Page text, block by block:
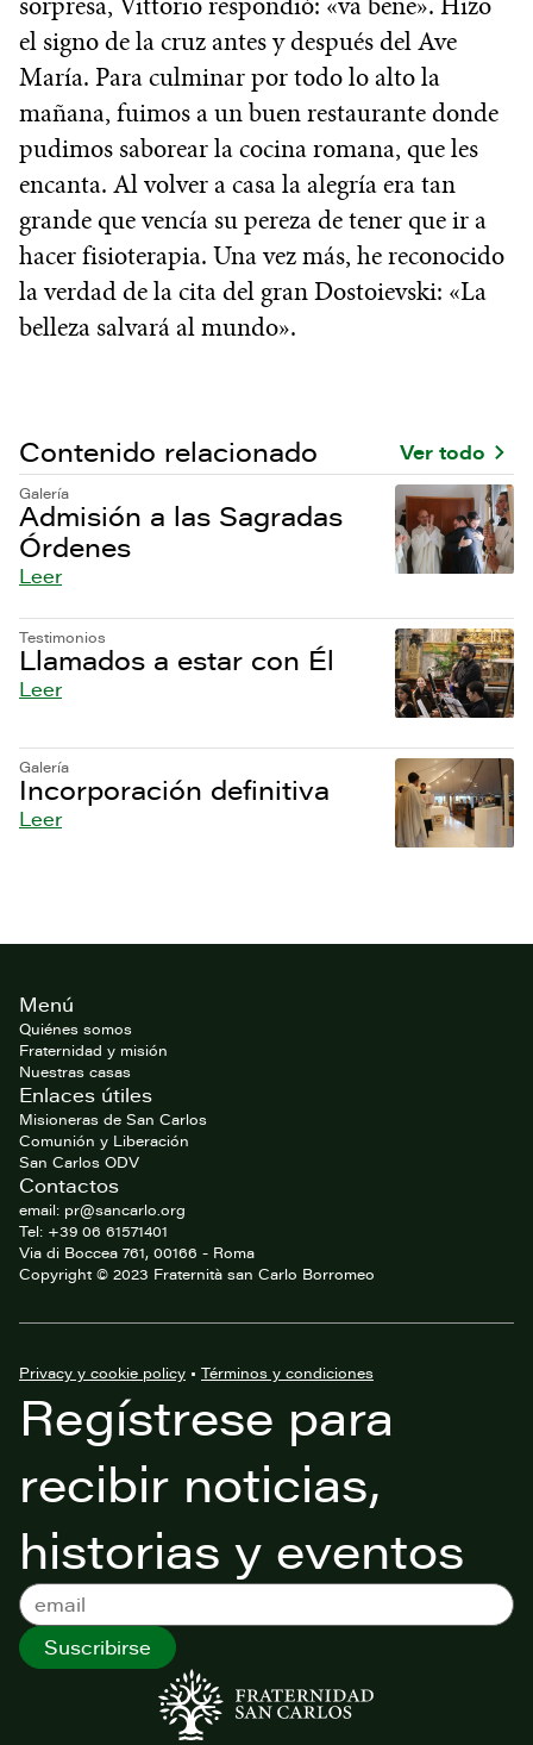
el signo de la cruz antes y después del Ave
María. Para culminar por todo lo alto la
mañana, fuimos a un buen restaurante donde
pudimos saborear la cocina romana, que les
encanta. Al volver a casa la alegría era tan
grande que vencía su pereza de tener que ir a
hacer fisioterapia. Una vez más, he reconocido
la verdad de la cita del gran Dostoievski: «La
belleza salvará al mundo».
Contenido relacionado Ver todo
Galería
Admisión a las Sagradas
Órdenes
Leer
Testimonios
Llamados a estar con Él
Leer
Galería
Incorporación definitiva
Leer
Footer
website
Menú
Quiénes somos
Fraternidad y misión
Nuestras casas
Enlaces útiles
Misioneras de San Carlos
Comunión y Liberación
San Carlos ODV
Contactos
email: pr@sancarlo.org
Tel: +39 06 61571401
Via di Boccea 761, 00166 - Roma
Copyright © 2023 Fraternità san Carlo Borromeo
Privacy y cookie policy • Términos y condiciones
Regístrese para
recibir noticias,
historias y eventos
Suscribirse